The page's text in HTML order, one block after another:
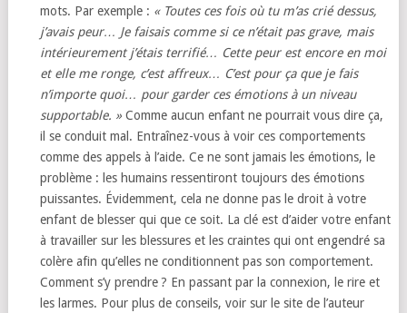
mots. Par exemple : « Toutes ces fois où tu m’as crié dessus,
j’avais peur… Je faisais comme si ce n’était pas grave, mais
intérieurement j’étais terrifié… Cette peur est encore en moi
et elle me ronge, c’est affreux… C’est pour ça que je fais
n’importe quoi… pour garder ces émotions à un niveau
supportable. »Comme aucun enfant ne pourrait vous dire ça,
il se conduit mal. Entraînez-vous à voir ces comportements
comme des appels à l’aide. Ce ne sont jamais les émotions, le
problème : les humains ressentiront toujours des émotions
puissantes. Évidemment, cela ne donne pas le droit à votre
enfant de blesser qui que ce soit. La clé est d’aider votre enfant
à travailler sur les blessures et les craintes qui ont engendré sa
colère afin qu’elles ne conditionnent pas son comportement.
Comment s’y prendre ? En passant par la connexion, le rire et
les larmes. Pour plus de conseils, voir sur le site de l’auteur